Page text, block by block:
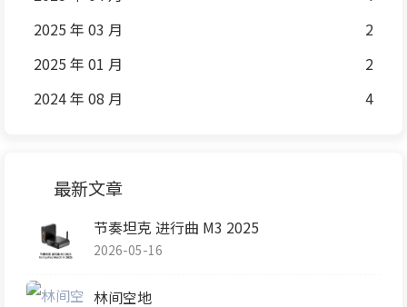
最新文章
节奏坦克 进行曲 M3 2025
2026-05-16
林间空地
2025 年 03 月
2
2025 年 01 月
2
2024 年 08 月
4